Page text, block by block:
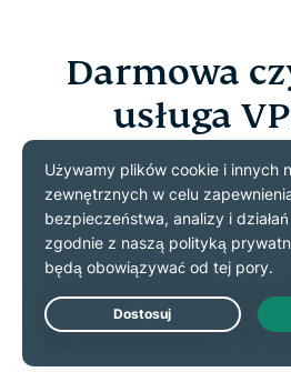
Darmowa
usługa
Pakistanu?
Darmowe usługi VPN są
zasobów, aby zapewnić
połączenie w